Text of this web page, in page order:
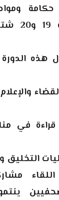
حكامة
الدورة
قراءة في
التخليق